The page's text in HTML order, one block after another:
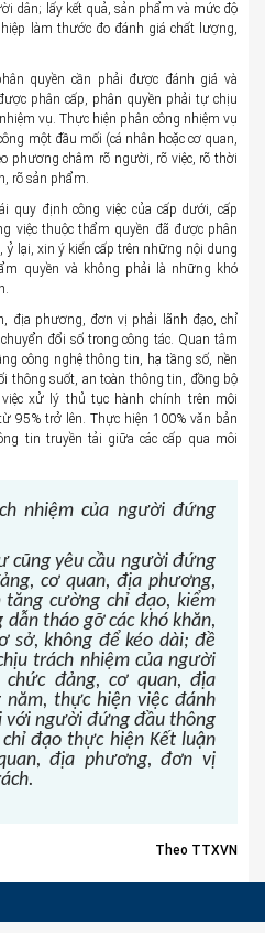
dân; lấy kết quả, sản phẩm và mức độ
làm thước đo đánh giá chất lượng,
quyền cần phải được đánh giá và
phân cấp, phân quyền phải tự chịu
vụ. Thực hiện phân công nhiệm vụ
một đầu mối (cá nhân hoặc cơ quan,
phương châm rõ người, rõ việc, rõ thời
rõ sản phẩm.
quy định công việc của cấp dưới, cấp
việc thuộc thẩm quyền đã được phân
ỷ lại, xin ý kiến cấp trên những nội dung
quyền và không phải là những khó
địa phương, đơn vị phải lãnh đạo, chỉ
đổi số trong công tác. Quan tâm
công nghệ thông tin, hạ tầng số, nền
thông suốt, an toàn thông tin, đồng bộ
xử lý thủ tục hành chính trên môi
95% trở lên. Thực hiện 100% văn bản
tin truyền tải giữa các cấp qua môi
nhiệm của người đứng
cũng yêu cầu người đứng
cơ quan, địa phương,
cường chỉ đạo, kiểm
tháo gỡ các khó khăn,
sở, không để kéo dài; đề
trách nhiệm của người
đảng, cơ quan, địa
thực hiện việc đánh
với người đứng đầu thông
đạo thực hiện Kết luận
địa phương, đơn vị
Theo TTXVN